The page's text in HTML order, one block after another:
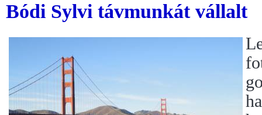
Bódi Sylvi távmunkát vállalt